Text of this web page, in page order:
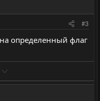
т
в
н
ы
г
#3
определенный флаг
е